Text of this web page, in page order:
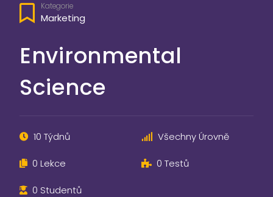
Kategorie
Marketing
Environmental
Science
10 Týdnů Všechny Úrovně
0 Lekce 0 Testů
0 Studentů